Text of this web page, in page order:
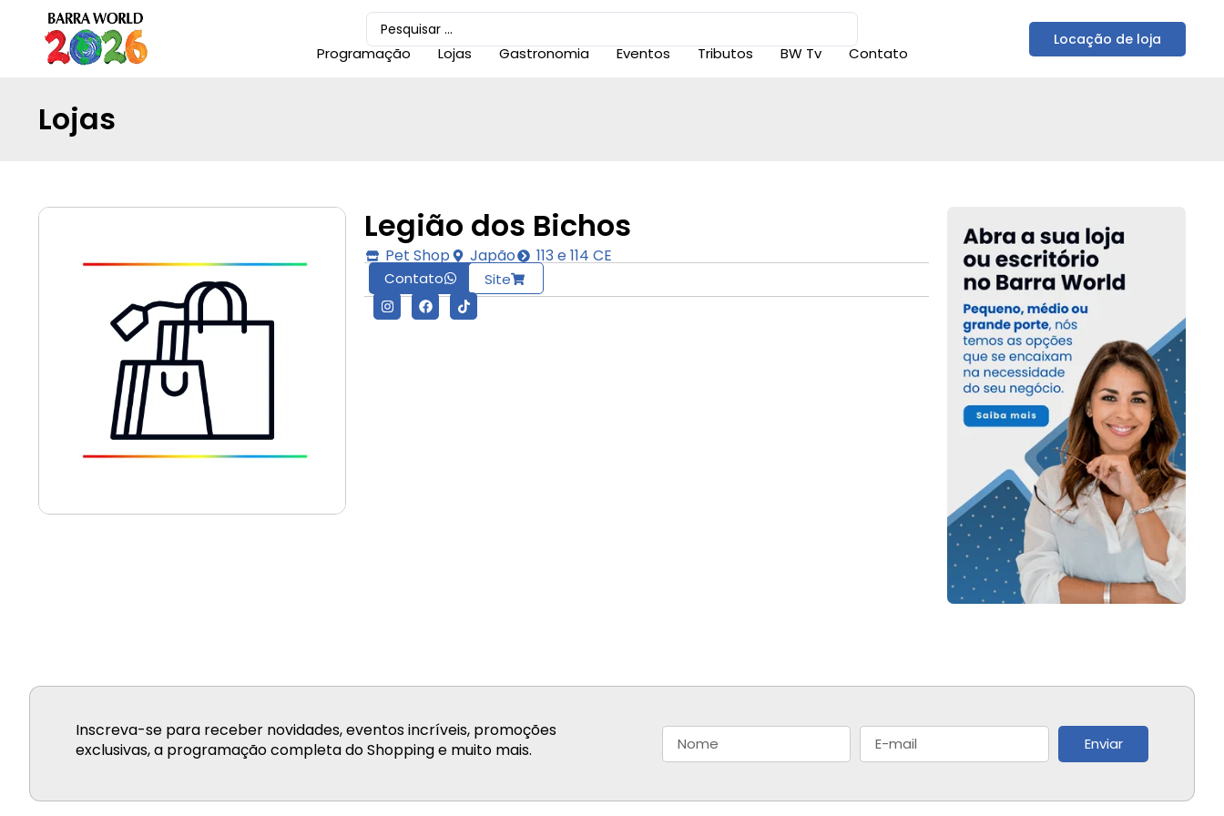
Programação Lojas Gastronomia Eventos Tributos BW Tv Contato
Locação de loja
Lojas
Pet Shop Japão 113 e 114 CE
Contato Site
Legião dos Bichos
Inscreva-se para receber novidades, eventos incríveis, promoções
exclusivas, a programação completa do Shopping e muito mais.
Enviar